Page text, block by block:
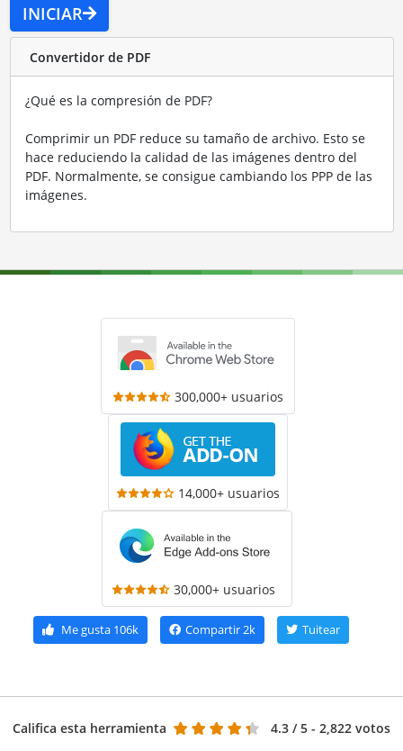
INICIAR
Convertidor de PDF
¿Qué es la compresión de PDF?
Comprimir un PDF reduce su tamaño de archivo. Esto se
hace reduciendo la calidad de las imágenes dentro del
PDF. Normalmente, se consigue cambiando los PPP de las
imágenes.
300,000+ usuarios
14,000+ usuarios
30,000+ usuarios
Me gusta106k Compartir2k Tuitear
Califica esta herramienta 4.3 / 5 - 2,822 votos